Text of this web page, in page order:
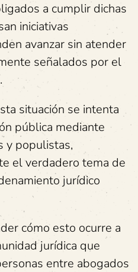
a cumplir dichas
iniciativas
avanzar sin atender
señalados por el
situación se intenta
pública mediante
y populistas,
el verdadero tema de
jurídico
cómo esto ocurre a
jurídica que
entre abogados